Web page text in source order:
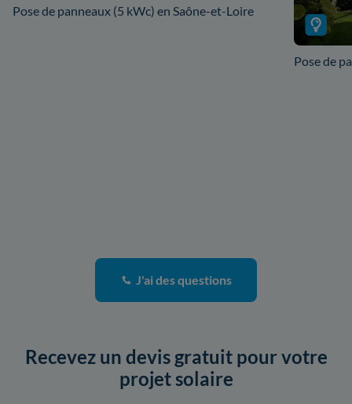
Pose de panneaux (5 kWc) en Saône-et-Loire
Pose de
J'ai des questions
Recevez un devis gratuit pour votre
projet solaire